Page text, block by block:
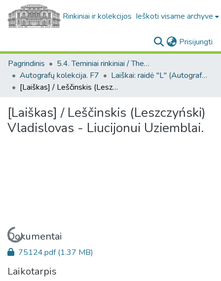
Rinkiniai ir kolekcijos Ieškoti visame archyve
Prisijungti
Pagrindinis
5.4. Teminiai rinkiniai / Thematic collections
Autografų kolekcija. F7
Laiškai: raidė "L" (Autografų kolekcija. F7)
[Laiškas] / Leščinskis (Leszczyński) Vladislovas - Liucijonui Uziemblai.
[Laiškas] / Leščinskis (Leszczyński)
Vladislovas - Liucijonui Uziemblai.
Įkeliama...
Dokumentai
75124.pdf(1.37 MB)
Laikotarpis